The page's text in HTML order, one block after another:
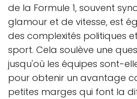
de la Formule 1, souvent
glamour et de vitesse, est
des complexités politiques
sport. Cela soulève une
jusqu'où les équipes sont-
pour obtenir un avantage
petites marges qui font la